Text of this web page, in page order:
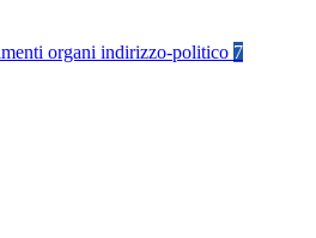
organi indirizzo-politico 7